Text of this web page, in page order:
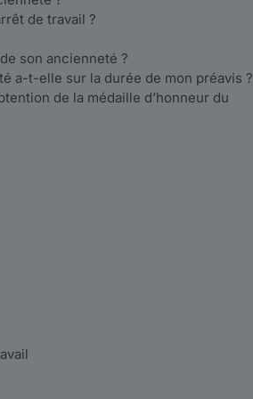
de travail ?
son ancienneté ?
a-t-elle sur la durée de mon préavis ?
de la médaille d’honneur du